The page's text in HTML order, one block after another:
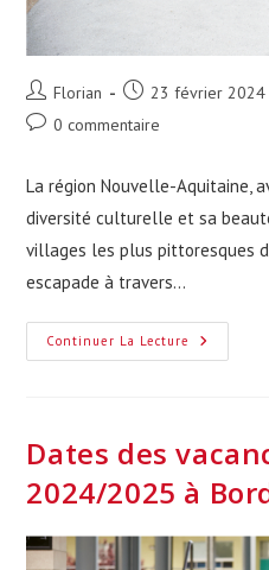
Auteur/autrice
de
Florian
Publication
publiée :
23 février 2024
Commentaires
publication :
0 commentaire
La région Nouvelle-Aquitaine,
diversité culturelle et sa
villages les plus pittoresques
escapade à travers…
Continuer La Lecture Découvrez
La
Villages
France
Situés
Aquitaine
Dates des
2024/2025 à